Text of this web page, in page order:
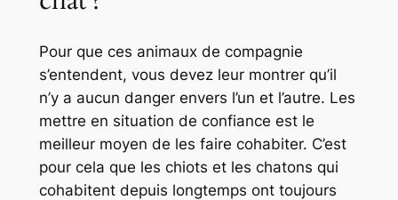
Pour que ces animaux de compagnie
s’entendent, vous devez leur montrer qu’il
n’y a aucun danger envers l’un et l’autre. Les
mettre en situation de confiance est le
meilleur moyen de les faire cohabiter. C’est
pour cela que les chiots et les chatons qui
cohabitent depuis longtemps ont toujours